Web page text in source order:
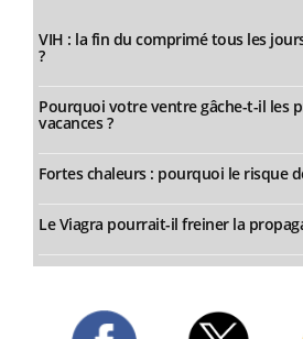
VIH : la fin du comprimé tous les
?
Pourquoi votre ventre gâche-t-il les
vacances ?
Fortes chaleurs : pourquoi le risque
Le Viagra pourrait-il freiner la